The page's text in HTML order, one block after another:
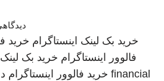
خرید بک لینک اینستاگرام خرید
فالوور اینستاگرام خرید بک لینک
financial خرید فالوور اینستاگرام